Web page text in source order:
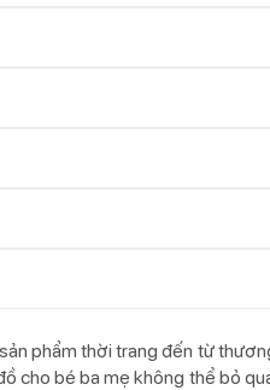
phẩm thời trang đến từ
cho bé ba mẹ không thể bỏ